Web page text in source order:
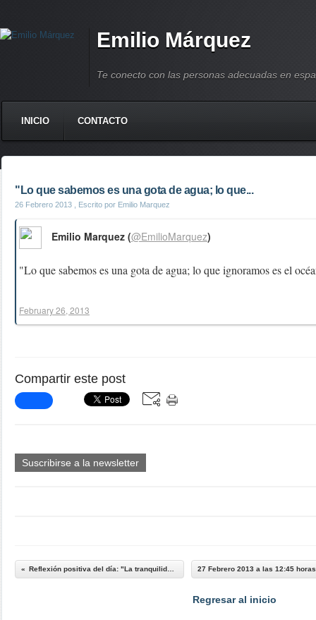
Emilio Márquez
Te conecto con las personas adecuadas en
INICIO CONTACTO
"Lo que sabemos es una gota de agua; lo que...
26 Febrero 2013 , Escrito por Emilio Marquez
"Lo que sabemos es una gota de agua; lo que ignoramos es el
Emilio Marquez (@EmilioMarquez)
February 26, 2013
Compartir este post
Suscribirse a la newsletter
Regresar al inicio